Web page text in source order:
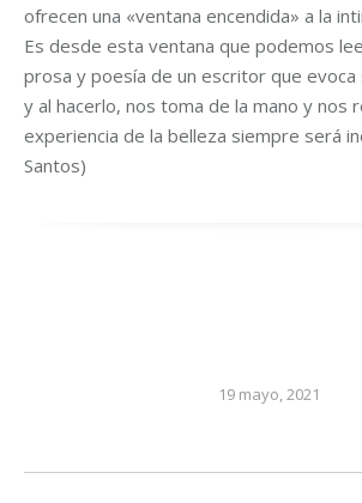
ofrecen una «ventana encendida» a la
Es desde esta ventana que podemos
prosa y poesía de un escritor que evoca
y al hacerlo, nos toma de la mano y nos
experiencia de la belleza siempre será
Santos)
19 mayo, 2021